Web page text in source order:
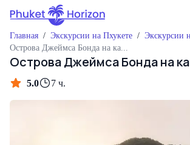
Главная / Экскурсии на Пхукете / Экскурсии
Острова Джеймса Бонда на
5.0 7 ч.